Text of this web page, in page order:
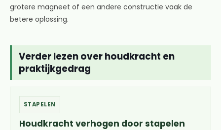
grotere magneet of een andere constructie vaak de
betere oplossing.
Verder lezen over houdkracht en
praktijkgedrag
STAPELEN
Houdkracht verhogen door stapelen